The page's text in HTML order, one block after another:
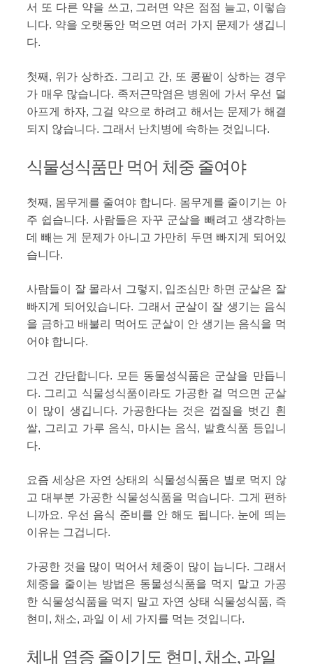
서 또 다른 약을 쓰고, 그러면 약은 점점 늘고, 이렇습
니다. 약을 오랫동안 먹으면 여러 가지 문제가 생깁니
다.
첫째, 위가 상하죠. 그리고 간, 또 콩팥이 상하는 경우
가 매우 많습니다. 족저근막염은 병원에 가서 우선 덜
아프게 하자, 그걸 약으로 하려고 해서는 문제가 해결
되지 않습니다. 그래서 난치병에 속하는 것입니다.
식물성식품만 먹어 체중 줄여야
첫째, 몸무게를 줄여야 합니다. 몸무게를 줄이기는 아
주 쉽습니다. 사람들은 자꾸 군살을 빼려고 생각하는
데 빼는 게 문제가 아니고 가만히 두면 빠지게 되어있
습니다.
사람들이 잘 몰라서 그렇지, 입조심만 하면 군살은 잘
빠지게 되어있습니다. 그래서 군살이 잘 생기는 음식
을 금하고 배불리 먹어도 군살이 안 생기는 음식을 먹
어야 합니다.
그건 간단합니다. 모든 동물성식품은 군살을 만듭니
다. 그리고 식물성식품이라도 가공한 걸 먹으면 군살
이 많이 생깁니다. 가공한다는 것은 껍질을 벗긴 흰
쌀, 그리고 가루 음식, 마시는 음식, 발효식품 등입니
다.
요즘 세상은 자연 상태의 식물성식품은 별로 먹지 않
고 대부분 가공한 식물성식품을 먹습니다. 그게 편하
니까요. 우선 음식 준비를 안 해도 됩니다. 눈에 띄는
이유는 그겁니다.
가공한 것을 많이 먹어서 체중이 많이 늡니다. 그래서
체중을 줄이는 방법은 동물성식품을 먹지 말고 가공
한 식물성식품을 먹지 말고 자연 상태 식물성식품, 즉
현미, 채소, 과일 이 세 가지를 먹는 것입니다.
체내 염증 줄이기도 현미, 채소, 과일